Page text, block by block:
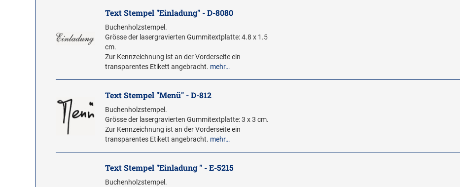
Text Stempel "Einladung" - D-8080
Buchenholzstempel.
Grösse der lasergravierten Gummitextplatte: 4.8 x 1.5
cm.
Zur Kennzeichnung ist an der Vorderseite ein
transparentes Etikett angebracht. mehr…
Text Stempel "Menü" - D-812
Buchenholzstempel.
Grösse der lasergravierten Gummitextplatte: 3 x 3 cm.
Zur Kennzeichnung ist an der Vorderseite ein
transparentes Etikett angebracht. mehr…
Text Stempel "Einladung " - E-5215
Buchenholzstempel.